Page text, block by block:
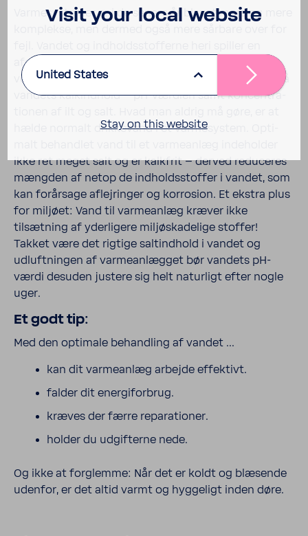
Varme­sy­stemer er i de senere år blevet mere og mere
afgørende rolle i denne forbin­delse. De udslags­gi­
vende faktorer er bl.a. vandets hård­heds­grad – altså
vandets kalkind­hold – pH-værdien samt koncent­ra­
hælde normalt drik­kevand i et varme­sy­stem. Opti­
ikke ret meget salt og er kalk­frit – derved redu­ceres
mængden af netop de indholds­stoffer i vandet, som
kan forår­sage aflej­ringer og korro­sion. Et ekstra plus
for miljøet: Vand til varmeanlæg kræver ikke
tilsætning af yder­li­gere miljøskade­lige stoffer!
Takket være det rigtige saltind­hold i vandet og
udluft­ningen af varmeanlægget bør vandets pH-
værdi desuden justere sig helt natur­ligt efter nogle
uger.
Et godt tip:
Med den opti­male behand­ling af vandet ...
kan dit varmeanlæg arbejde effek­tivt.
falder dit ener­gi­for­brug.
kræves der færre repa­ra­tioner.
holder du udgif­terne nede.
Og ikke at forg­lemme: Når det er koldt og blæsende
udenfor, er det altid varmt og hygge­ligt inden døre.
Visit your local website
United States
Stay on this website